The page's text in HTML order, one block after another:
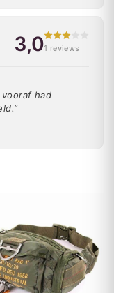
3,01 reviews
had